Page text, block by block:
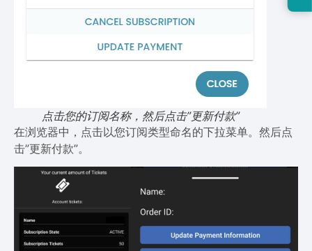
点击您的订阅名称，然后点击”更新付款”
在浏览器中，点击以您订阅类型命名的下拉菜单。然后点
击”更新付款”。